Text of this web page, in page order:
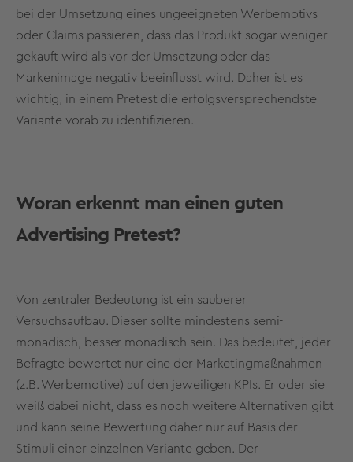
bei der Umsetzung eines ungeeigneten Werbemotivs
oder Claims passieren, dass das Produkt sogar weniger
gekauft wird als vor der Umsetzung oder das
Markenimage negativ beeinflusst wird. Daher ist es
wichtig, in einem Pretest die erfolgsversprechendste
Variante vorab zu identifizieren.
Woran erkennt man einen guten
Advertising Pretest?
Von zentraler Bedeutung ist ein sauberer
Versuchsaufbau. Dieser sollte mindestens semi-
monadisch, besser monadisch sein. Das bedeutet, jeder
Befragte bewertet nur eine der Marketingmaßnahmen
(z.B. Werbemotive) auf den jeweiligen KPIs. Er oder sie
weiß dabei nicht, dass es noch weitere Alternativen gibt
und kann seine Bewertung daher nur auf Basis der
Stimuli einer einzelnen Variante geben. Der